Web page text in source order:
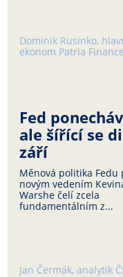
Dominik Rusinko,
ekonom Patria Finance
Fed
ale šířící se
září
Měnová politika Fedu
novým vedením
Warshe čelí zcela
fundamentálním z...
Jan Čermák, analytik